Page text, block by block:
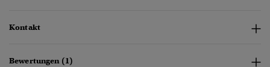
Kontakt
Bewertungen (1)